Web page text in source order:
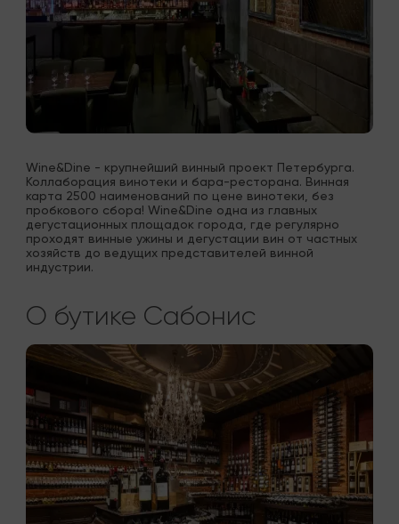
Wine&Dine - крупнейший винный проект Петербурга.
Коллаборация винотеки и бара-ресторана. Винная
карта 2500 наименований по цене винотеки, без
пробкового сбора! Wine&Dine одна из главных
дегустационных площадок города, где регулярно
проходят винные ужины и дегустации вин от частных
хозяйств до ведущих представителей винной
индустрии.
О бутике Сабонис